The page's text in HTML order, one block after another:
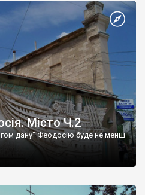
Місто Ч.2
дану" Феодосію буде не менш